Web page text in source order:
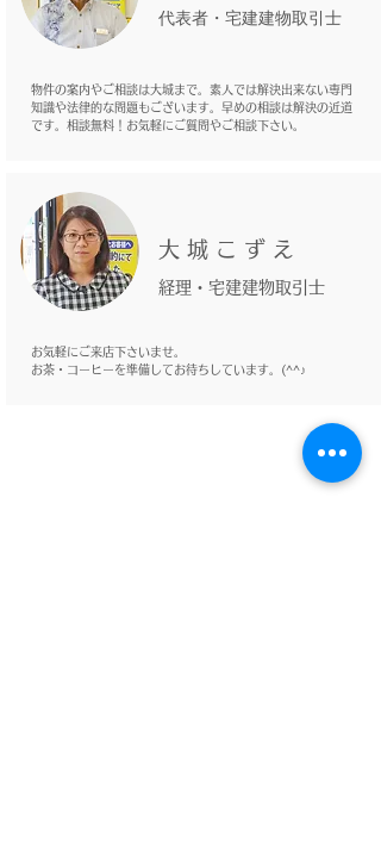
代表者・宅建建物取引士
物件の案内やご相談は大城まで。素人では解決出来ない専門
知識や法律的な問題もございます。早めの相談は解決の近道
です。相談無料！お気軽にご質問やご相談下さい。
​大 城 こ ず え
経理・ 宅建建物取引士
お気軽にご来店下さいませ。
お茶・コーヒーを準備してお待ちしています。(^^♪